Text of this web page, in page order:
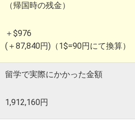
（帰国時の残金）
＋$976
(＋87,840円) （1$=90円にて換算）
留学で実際にかかった金額
1,912,160円